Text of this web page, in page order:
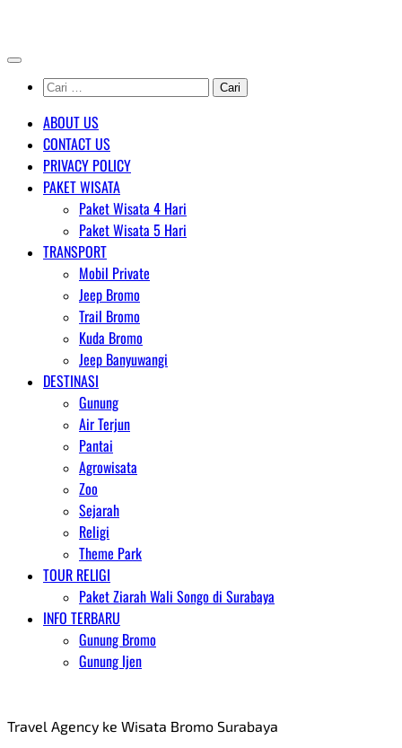
content
Cari
untuk:
ABOUT US
CONTACT US
PRIVACY POLICY
PAKET WISATA
Paket Wisata 4 Hari
Paket Wisata 5 Hari
TRANSPORT
Mobil Private
Jeep Bromo
Trail Bromo
Kuda Bromo
Jeep Banyuwangi
DESTINASI
Gunung
Air Terjun
Pantai
Agrowisata
Zoo
Sejarah
Religi
Theme Park
TOUR RELIGI
Paket Ziarah Wali Songo di Surabaya
INFO TERBARU
Gunung Bromo
Gunung Ijen
Travel Agency ke Wisata Bromo Surabaya